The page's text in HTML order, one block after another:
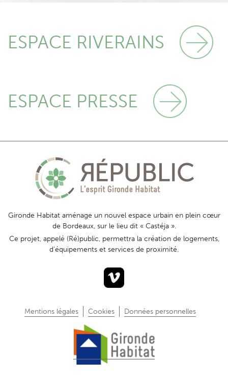
ESPACE RIVERAINS
ESPACE PRESSE
Gironde Habitat aménage un nouvel espace urbain en plein cœur
de Bordeaux, sur le lieu dit « Castéja ».
Ce projet, appelé (Ré)public, permettra la création de logements,
d’équipements et services de proximité.
Mentions légales Cookies Données personnelles